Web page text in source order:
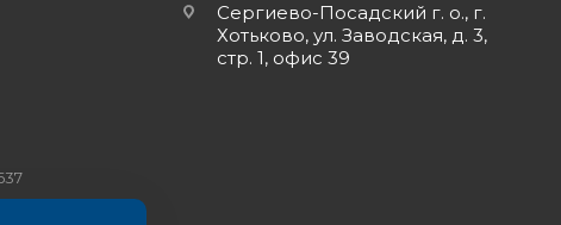
Сергиево-Посадский г. о., г.
Хотьково, ул. Заводская, д. 3,
стр. 1, офис 39